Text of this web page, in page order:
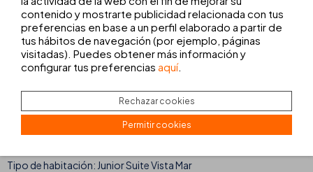
Noches: 7
Tipo de habitación: Junior Suite Vista Mar
Régimen: Desayuno incluido
Green Fees: 5 (1 x Alcanada + 2 x Pula Golf + 1 x Son Servera + 1 x
Capdepera)
04.10-24.10.26: desde 1136€
Precios por persona
Tipo de habitación: Junior Suite Vista Mar
contenido y mostrarte publicidad relacionada con tus
preferencias en base a un perfil elaborado a partir de
tus hábitos de navegación (por ejemplo, páginas
visitadas). Puedes obtener más información y
configurar tus preferencias aquí.
Rechazar cookies
Permitir cookies